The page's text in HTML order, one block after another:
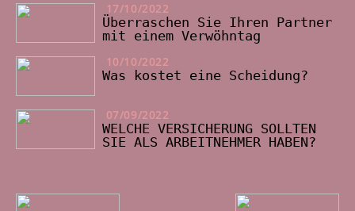
17/10/2022
Überraschen Sie Ihren Partner
mit einem Verwöhntag
10/10/2022
Was kostet eine Scheidung?
07/09/2022
WELCHE VERSICHERUNG SOLLTEN
SIE ALS ARBEITNEHMER HABEN?